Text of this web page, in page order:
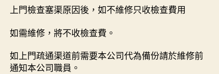
上門檢查塞渠原因後，如不維修只收檢查費用
如需維修，將不收檢查費。
如上門疏通渠道前需要本公司代為備份請於維修前
通知本公司職員。